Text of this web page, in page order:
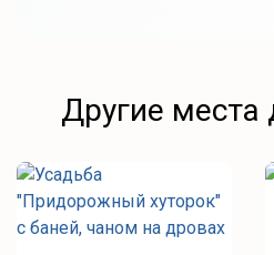
Другие места